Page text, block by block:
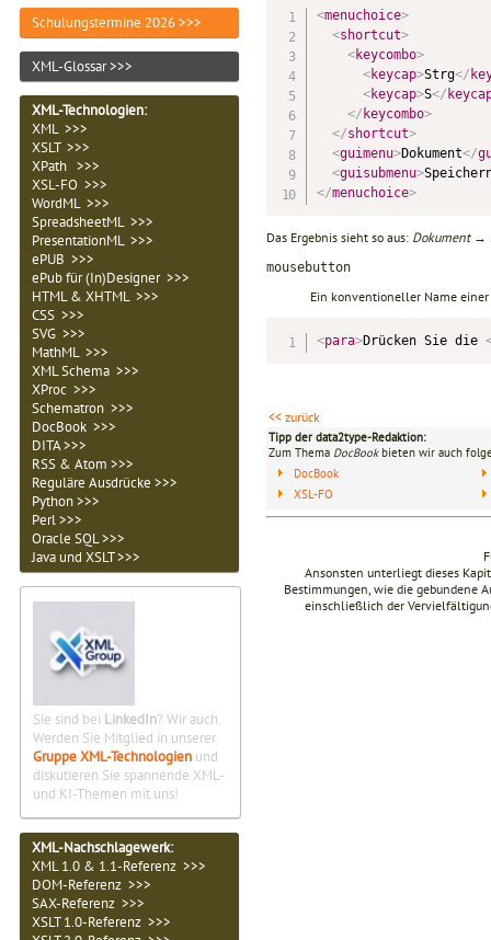
Schulungstermine 2026 >>>
XML-Glossar >>>
XML-Technologien:
XML >>>
XSLT >>>
XPath >>>
XSL-FO >>>
WordML >>>
SpreadsheetML >>>
PresentationML >>>
ePUB >>>
ePub für (In)Designer >>>
HTML & XHTML >>>
CSS >>>
SVG >>>
MathML >>>
XML Schema >>>
XProc >>>
Schematron >>>
DocBook >>>
DITA >>>
RSS & Atom >>>
Reguläre Ausdrücke >>>
Python >>>
Perl >>>
Oracle SQL >>>
Java und XSLT >>>
Sie sind bei LinkedIn? Wir auch.
Werden Sie Mitglied in unserer
Gruppe XML-Technologien und
diskutieren Sie spannende XML-
und KI-Themen mit uns!
XML-Nachschlagewerk:
XML 1.0 & 1.1-Referenz >>>
DOM-Referenz >>>
SAX-Referenz >>>
XSLT 1.0-Referenz >>>
<menuchoice>
<shortcut>
<keycombo>
<keycap>Strg</
<keycap>S</
</ keycombo>
</shortcut>
<guimenu>Dokument</
<guisubmenu>
</menuchoice>
Das Ergebnis sieht so aus: Dokument→
mousebutton
Ein konventioneller Name einer
<para>Drücken Sie die
<< zurück
Tipp der data2type-Redaktion:
Zum Thema DocBookbieten wir auch
DocBook
XSL-FO
Ansonsten unterliegt dieses
Bestimmungen, wie die gebundene
einschließlich der